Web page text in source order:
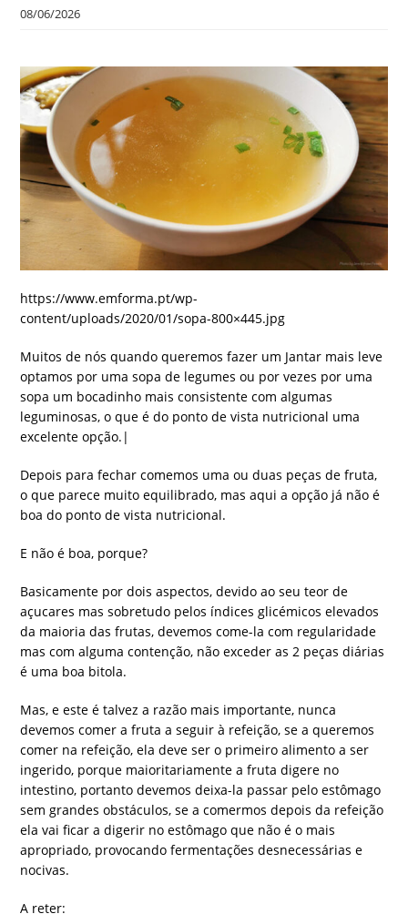
08/06/2026
https://www.emforma.pt/wp-
content/uploads/2020/01/sopa-800×445.jpg
Muitos de nós quando queremos fazer um Jantar mais leve
optamos por uma sopa de legumes ou por vezes por uma
sopa um bocadinho mais consistente com algumas
leguminosas, o que é do ponto de vista nutricional uma
excelente opção.|
Depois para fechar comemos uma ou duas peças de fruta,
o que parece muito equilibrado, mas aqui a opção já não é
boa do ponto de vista nutricional.
E não é boa, porque?
Basicamente por dois aspectos, devido ao seu teor de
açucares mas sobretudo pelos índicesglicémicoselevados
da maioria das frutas, devemos come-la com regularidade
mas com alguma contenção, não exceder as 2 peças diárias
é uma boa bitola.
Mas, e este é talvez a razão mais importante, nunca
devemos comer a fruta a seguir à refeição, se a queremos
comer na refeição, ela deve ser o primeiro alimento a ser
ingerido, porque maioritariamente a fruta digere no
intestino, portanto devemos deixa-la passar pelo estômago
sem grandes obstáculos, se a comermos depois da refeição
ela vai ficar a digerir no estômago que não é o mais
apropriado, provocando fermentações desnecessárias e
nocivas.
A reter: